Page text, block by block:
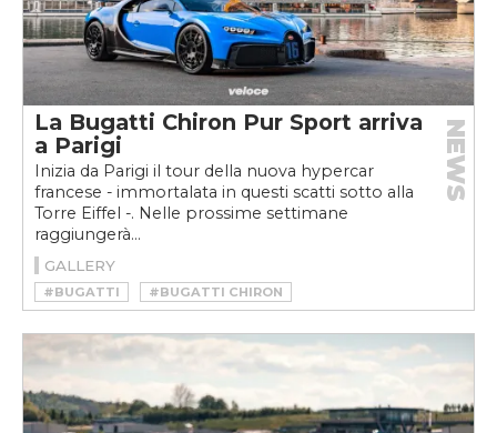
La Bugatti Chiron Pur Sport arriva
a Parigi
Inizia da Parigi il tour della nuova hypercar
francese - immortalata in questi scatti sotto alla
Torre Eiffel -. Nelle prossime settimane
raggiungerà...
NEWS
GALLERY
#BUGATTI
#BUGATTI CHIRON
#BUGATTI CHIRON PUR SPORT
#CHIRON
#CHIRON PUR SPORT
#HYPERCAR